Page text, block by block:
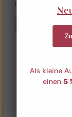
Preise inkl. MwSt.
Nicht
Frisch,
GlasDieses
Als kleine
einen 5